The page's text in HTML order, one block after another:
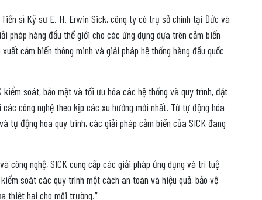
Tiến sĩ Kỹ sư E. H. Erwin Sick, công ty có trụ sở chính tại Đức và
pháp hàng đầu thế giới cho các ứng dụng dựa trên cảm biến
cảm biến thông minh và giải pháp hệ thống hàng đầu quốc
kiểm soát, bảo mật và tối ưu hóa các hệ thống và quy trình, đặt
công nghệ theo kịp các xu hướng mới nhất. Từ tự động hóa
tự động hóa quy trình, các giải pháp cảm biến của SICK đang
công nghệ, SICK cung cấp các giải pháp ứng dụng và trí tuệ
soát các quy trình một cách an toàn và hiệu quả, bảo vệ
thiệt hại cho môi trường.”